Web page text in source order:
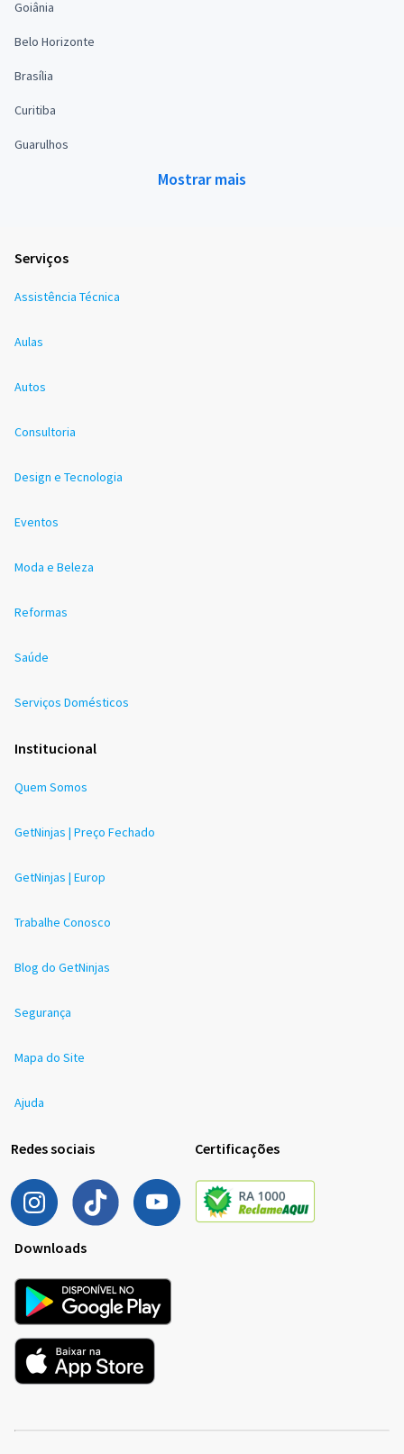
Goiânia
Belo Horizonte
Brasília
Curitiba
Guarulhos
Mostrar mais
Serviços
Assistência Técnica
Aulas
Autos
Consultoria
Design e Tecnologia
Eventos
Moda e Beleza
Reformas
Saúde
Serviços Domésticos
Institucional
Quem Somos
GetNinjas | Preço Fechado
GetNinjas | Europ
Trabalhe Conosco
Blog do GetNinjas
Segurança
Mapa do Site
Ajuda
Redes sociais Certificações
Downloads